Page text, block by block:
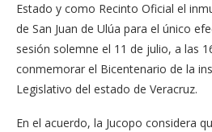
Estado y como Recinto Oficial el
de San Juan de Ulúa para el único
sesión solemne el 11 de julio, a las
conmemorar el Bicentenario de la
Legislativo del estado de Veracruz.
En el acuerdo, la Jucopo considera